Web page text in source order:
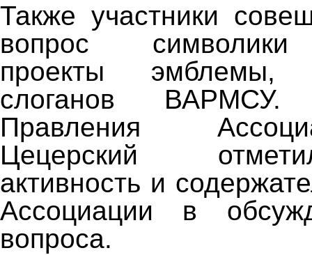
Также участники
вопрос символики
проекты
слоганов ВАРМСУ.
Правления
Цецерский
активность и
Ассоциации в
вопроса.